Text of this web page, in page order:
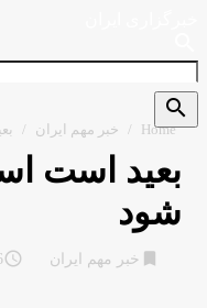
Home خبر مهم ایران
بعید است
شود
خبر مهم ایران access_time
ago
search